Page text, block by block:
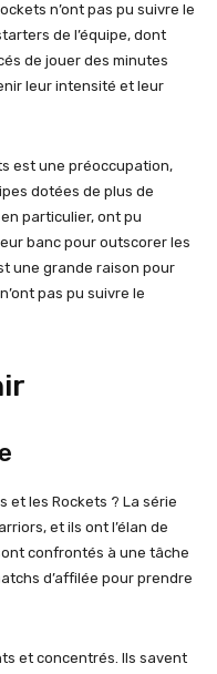
n’ont pas pu suivre le
de l’équipe, dont
de jouer des minutes
leur intensité et leur
est une préoccupation,
dotées de plus de
particulier, ont pu
banc pour outscorer les
une grande raison pour
pas pu suivre le
et les Rockets ? La série
et ils ont l’élan de
confrontés à une tâche
d’affilée pour prendre
et concentrés. Ils savent